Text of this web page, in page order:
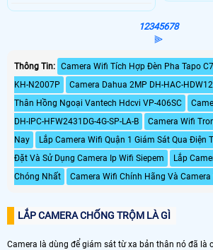
12345678
⫸
Thông Tin: Camera Wifi Tích Hợp Đèn Pha Tapo
KH-N2007P
Camera Dahua 2MP DH-HAC-
Thân Hồng Ngoại Vantech Hdcvi VP-406SC
DH-IPC-HFW2431DG-4G-SP-LA-B
Camera Wifi
Nay
Lắp Camera Wifi Quận 1 Giám Sát Qua Điện
Đặt Và Sử Dụng Camera Ip Wifi Siepem
Lắp
Chóng Nhất
Camera Wifi Chính Hãng Và
LẮP CAMERA CHỐNG TRỘM LÀ GÌ
Camera là dùng để giám sát từ xa bản thân nó đã là